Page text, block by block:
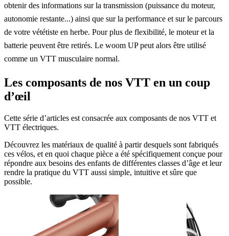
obtenir des informations sur la transmission (puissance du moteur,
autonomie restante...) ainsi que sur la performance et sur le parcours
de votre vététiste en herbe. Pour plus de flexibilité, le moteur et la
batterie peuvent être retirés. Le woom UP peut alors être utilisé
comme un VTT musculaire normal.
Les composants de nos VTT en un coup
d’œil
Cette série d’articles est consacrée aux composants de nos VTT et
VTT électriques.
Découvrez les matériaux de qualité à partir desquels sont fabriqués
ces vélos, et en quoi chaque pièce a été spécifiquement conçue pour
répondre aux besoins des enfants de différentes classes d’âge et leur
rendre la pratique du VTT aussi simple, intuitive et sûre que
possible.